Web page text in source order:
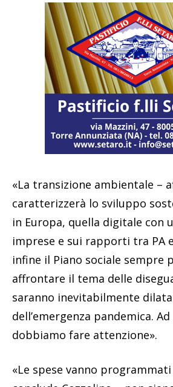
«La transizione ambientale –
caratterizzerà lo sviluppo
in Europa, quella digitale con
imprese e sui rapporti tra PA
infine il Piano sociale sempre
affrontare il tema delle
saranno inevitabilmente
dell’emergenza pandemica.
dobbiamo fare attenzione».
«Le spese vanno